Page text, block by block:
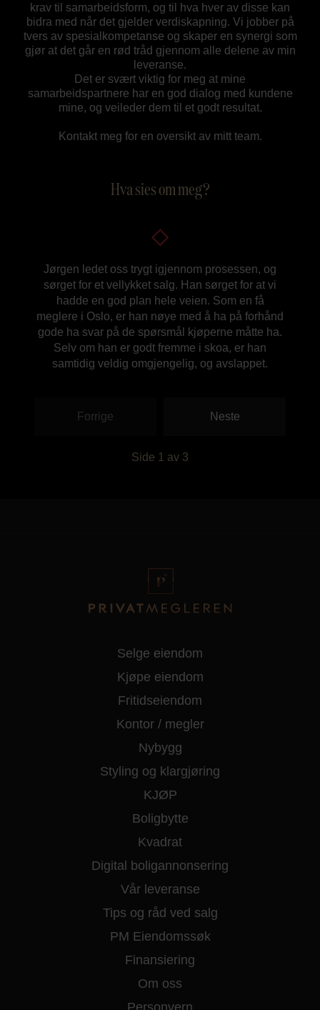
krav til samarbeidsform, og til hva hver av disse kan
bidra med når det gjelder verdiskapning. Vi jobber på
tvers av spesialkompetanse og skaper en synergi som
gjør at det går en rød tråd gjennom alle delene av min
leveranse.
Det er svært viktig for meg at mine
samarbeidspartnere har en god dialog med kundene
mine, og veileder dem til et godt resultat.
Kontakt meg for en oversikt av mitt team.
Hva sies om meg?
Jørgen ledet oss trygt igjennom prosessen, og
sørget for et vellykket salg. Han sørget for at vi
hadde en god plan hele veien. Som en få
meglere i Oslo, er han nøye med å ha på forhånd
gode ha svar på de spørsmål kjøperne måtte ha.
Selv om han er godt fremme i skoa, er han
samtidig veldig omgjengelig, og avslappet.
Forrige Neste
Side 1 av 3
Selge eiendom
Kjøpe eiendom
Fritidseiendom
Kontor / megler
Nybygg
Styling og klargjøring
KJØP
Boligbytte
Kvadrat
Digital boligannonsering
Vår leveranse
Tips og råd ved salg
PM Eiendomssøk
Finansiering
Om oss
Personvern